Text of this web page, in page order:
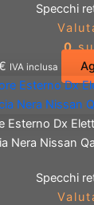
Specchi
0
IVA inclusa
Esterno Dx
Nera Nissan
Specchi